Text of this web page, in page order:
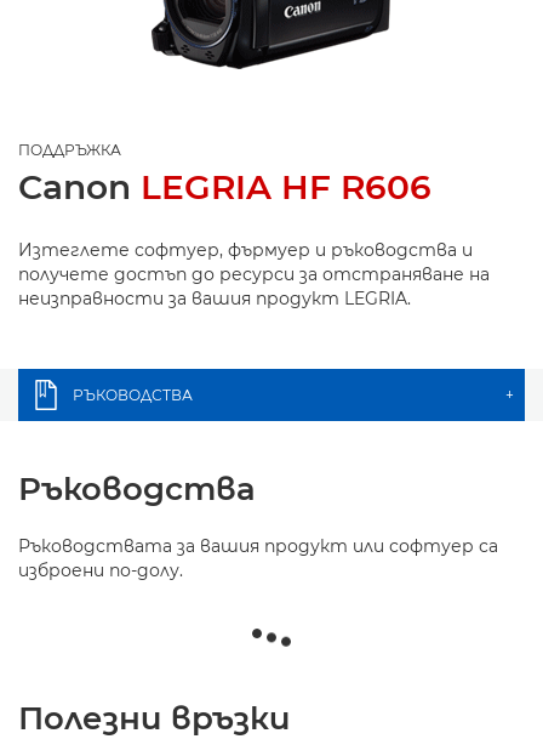
ПОДДРЪЖКА
Canon LEGRIA HF R606
Изтеглете софтуер, фърмуер и ръководства и
получете достъп до ресурси за отстраняване на
неизправности за вашия продукт LEGRIA.
РЪКОВОДСТВА +
Ръководства
Ръководствата за вашия продукт или софтуер са
изброени по-долу.
Полезни връзки